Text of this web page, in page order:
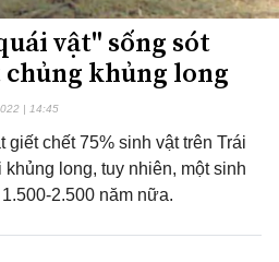
vật" sống sót
khủng long
| 14:45
chết 75% sinh vật trên Trái
long, tuy nhiên, một sinh
2.500 năm nữa.